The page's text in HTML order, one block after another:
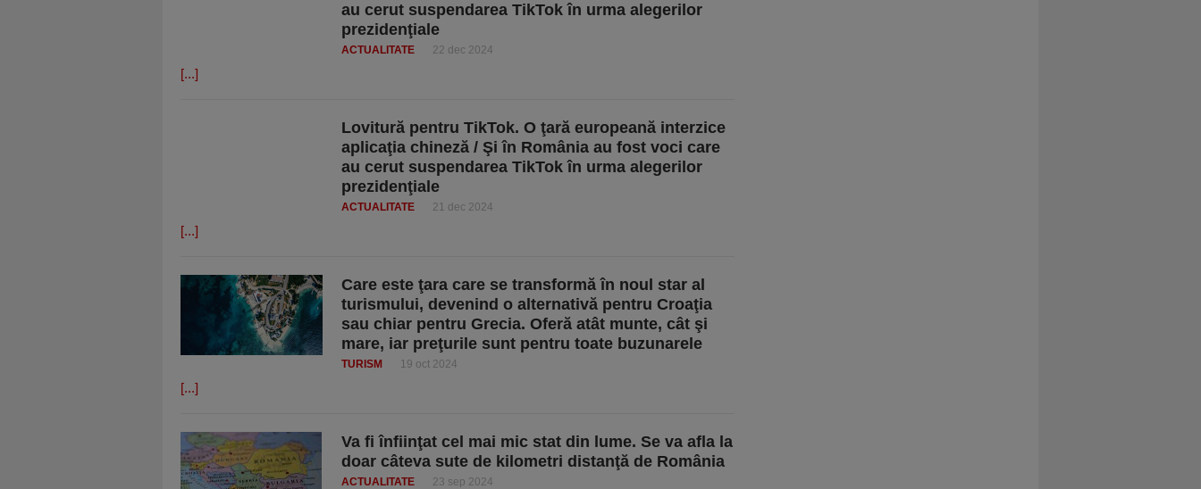
au cerut suspendarea TikTok în urma alegerilor
prezidenţiale
ACTUALITATE 22 dec 2024
[...]
Lovitură pentru TikTok. O ţară europeană interzice
aplicaţia chineză / Şi în România au fost voci care
au cerut suspendarea TikTok în urma alegerilor
prezidenţiale
ACTUALITATE 21 dec 2024
[...]
Care este ţara care se transformă în noul star al
turismului, devenind o alternativă pentru Croaţia
sau chiar pentru Grecia. Oferă atât munte, cât şi
mare, iar preţurile sunt pentru toate buzunarele
TURISM 19 oct 2024
[...]
Va fi înfiinţat cel mai mic stat din lume. Se va afla la
doar câteva sute de kilometri distanţă de România
ACTUALITATE 23 sep 2024